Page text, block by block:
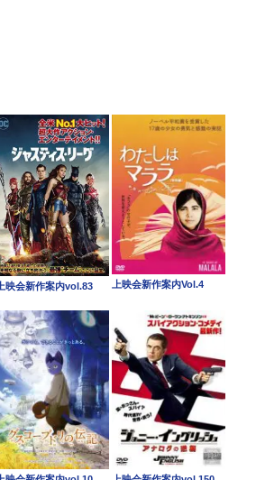
上映会新作案内vol.83 上映会新作案内Vol.4